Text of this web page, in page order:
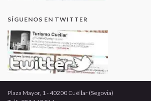
SÍGUENOS EN TWITTER
Plaza Mayor, 1 - 40200 Cuéllar (Segovia)